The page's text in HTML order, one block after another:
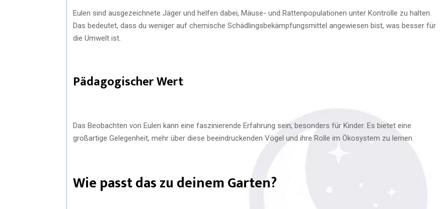
Eulen sind ausgezeichnete Jäger und helfen dabei, Mäuse- und Rattenpopulationen unter Kontrolle zu halten.
Das bedeutet, dass du weniger auf chemische Schädlingsbekämpfungsmittel angewiesen bist, was besser für
die Umwelt ist.
Pädagogischer Wert
Das Beobachten von Eulen kann eine faszinierende Erfahrung sein, besonders für Kinder. Es bietet eine
großartige Gelegenheit, mehr über diese beeindruckenden Vögel und ihre Rolle im Ökosystem zu lernen.
Wie passt das zu deinem Garten?